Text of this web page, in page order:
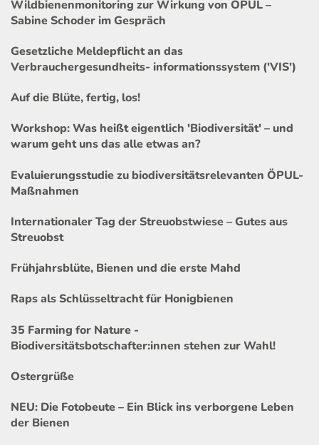
Wildbienenmonitoring zur Wirkung von ÖPUL –
Sabine Schoder im Gespräch
Gesetzliche Meldepflicht an das
Verbrauchergesundheits- informationssystem ('VIS')
Auf die Blüte, fertig, los!
Workshop: Was heißt eigentlich 'Biodiversität' – und
warum geht uns das alle etwas an?
Evaluierungsstudie zu biodiversitätsrelevanten ÖPUL-
Maßnahmen
Internationaler Tag der Streuobstwiese – Gutes aus
Streuobst
Frühjahrsblüte, Bienen und die erste Mahd
Raps als Schlüsseltracht für Honigbienen
35 Farming for Nature -
Biodiversitätsbotschafter:innen stehen zur Wahl!
Ostergrüße
NEU: Die Fotobeute – Ein Blick ins verborgene Leben
der Bienen